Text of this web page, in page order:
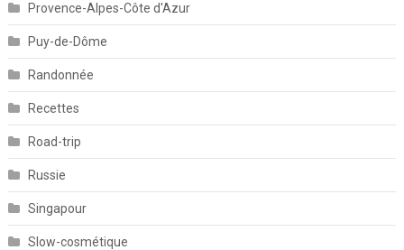
Provence-Alpes-Côte d'Azur
Puy-de-Dôme
Randonnée
Recettes
Road-trip
Russie
Singapour
Slow-cosmétique